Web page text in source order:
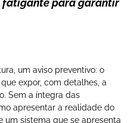
fatigante para garantir
um aviso preventivo: o
expor, com detalhes, a
Sem a íntegra das
apresentar a realidade do
um sistema que se apresenta